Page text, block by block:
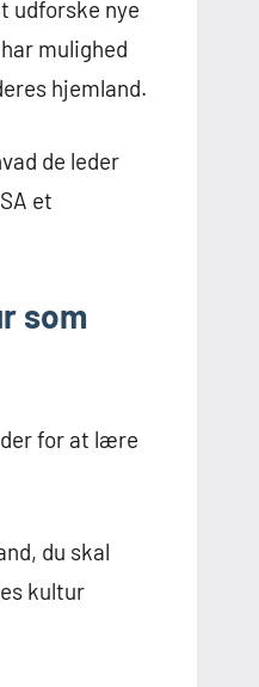
udforske nye
mulighed
hjemland.
de leder
et
som
for at lære
du skal
kultur